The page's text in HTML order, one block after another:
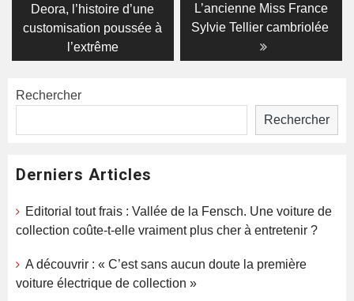
l’article
post:
Deora, l’histoire d’une
customisation poussée à
l’extrême
post:
L’ancienne Miss France
Sylvie Tellier cambriolée
Rechercher
Rechercher
Derniers Articles
Editorial tout frais : Vallée de la Fensch. Une voiture de
collection coûte-t-elle vraiment plus cher à entretenir ?
A découvrir : « C’est sans aucun doute la première
voiture électrique de collection »